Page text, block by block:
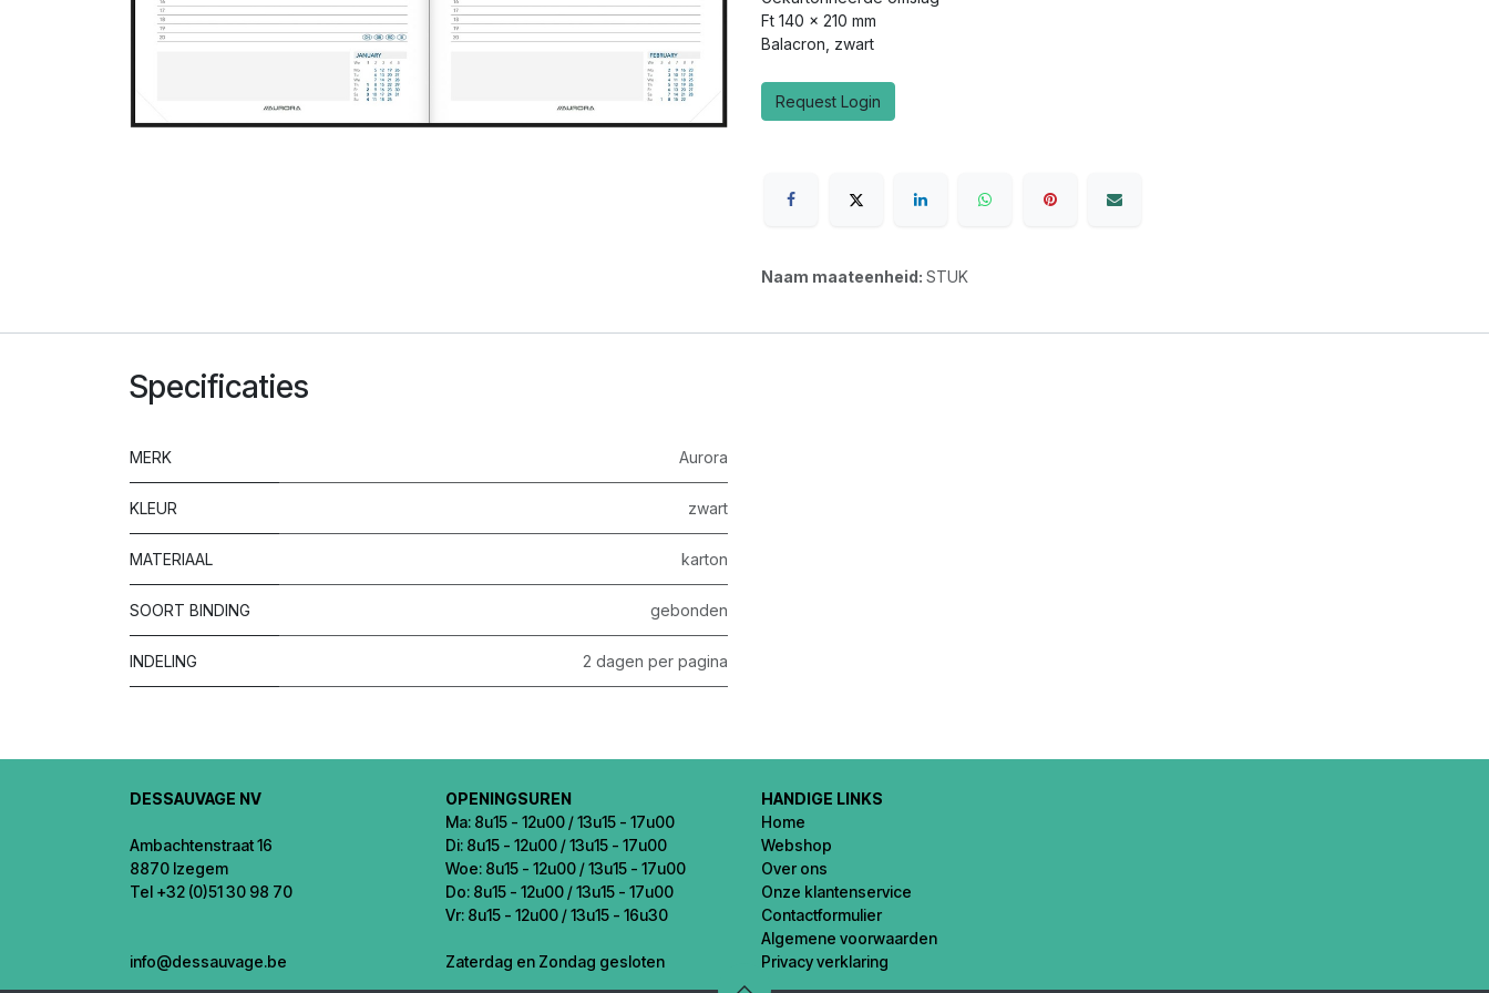
Ft 140 x 210 mm
Balacron, zwart
Request Login
Naam maateenheid: STUK
Specificaties
MERK Aurora
KLEUR zwart
MATERIAAL karton
SOORT BINDING gebonden
INDELING 2 dagen per pagina
DESSAUVAGE NV
Ambachtenstraat 16
8870 Izegem
Tel +32 (0)51 30 98 70
info@dessauvage.be
OPENINGSUREN
Ma: 8u15 - 12u00 / 13u15 - 17u00
Di: 8u15 - 12u00 / 13u15 - 17u00
Woe: 8u15 - 12u00 / 13u15 - 17u00
Do: 8u15 - 12u00 / 13u15 - 17u00
Vr: 8u15 - 12u00 / 13u15 - 16u30
Zaterdag en Zondag gesloten
HANDIGE LINKS
Home
Webshop
Over ons
Onze klantenservice
Contactformulier
Algemene voorwaarden
Privacy verklaring